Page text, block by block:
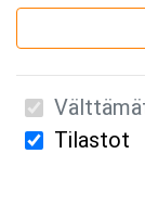
SuomenTilastot